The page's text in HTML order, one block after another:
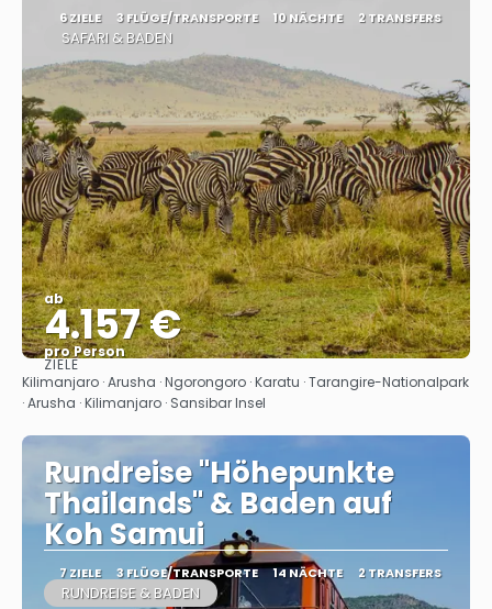
6 ZIELE 3 FLÜGE/TRANSPORTE 10 NÄCHTE 2 TRANSFERS
SAFARI & BADEN
ab
4.157 €
pro Person
Sehen
ZIELE
Kilimanjaro · Arusha · Ngorongoro · Karatu · Tarangire-Nationalpark
· Arusha · Kilimanjaro · Sansibar Insel
Rundreise "Höhepunkte
Thailands" & Baden auf
Koh Samui
7 ZIELE 3 FLÜGE/TRANSPORTE 14 NÄCHTE 2 TRANSFERS
RUNDREISE & BADEN